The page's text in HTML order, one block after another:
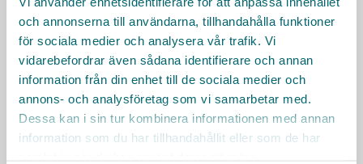
och annonserna till användarna, tillhandahålla funktioner
för sociala medier och analysera vår trafik. Vi
vidarebefordrar även sådana identifierare och annan
information från din enhet till de sociala medier och
annons- och analysföretag som vi samarbetar med.
Dessa kan i sin tur kombinera informationen med annan
information som du har tillhandahållit eller som de har
Har du frågor, tveka inte att höra av dig!